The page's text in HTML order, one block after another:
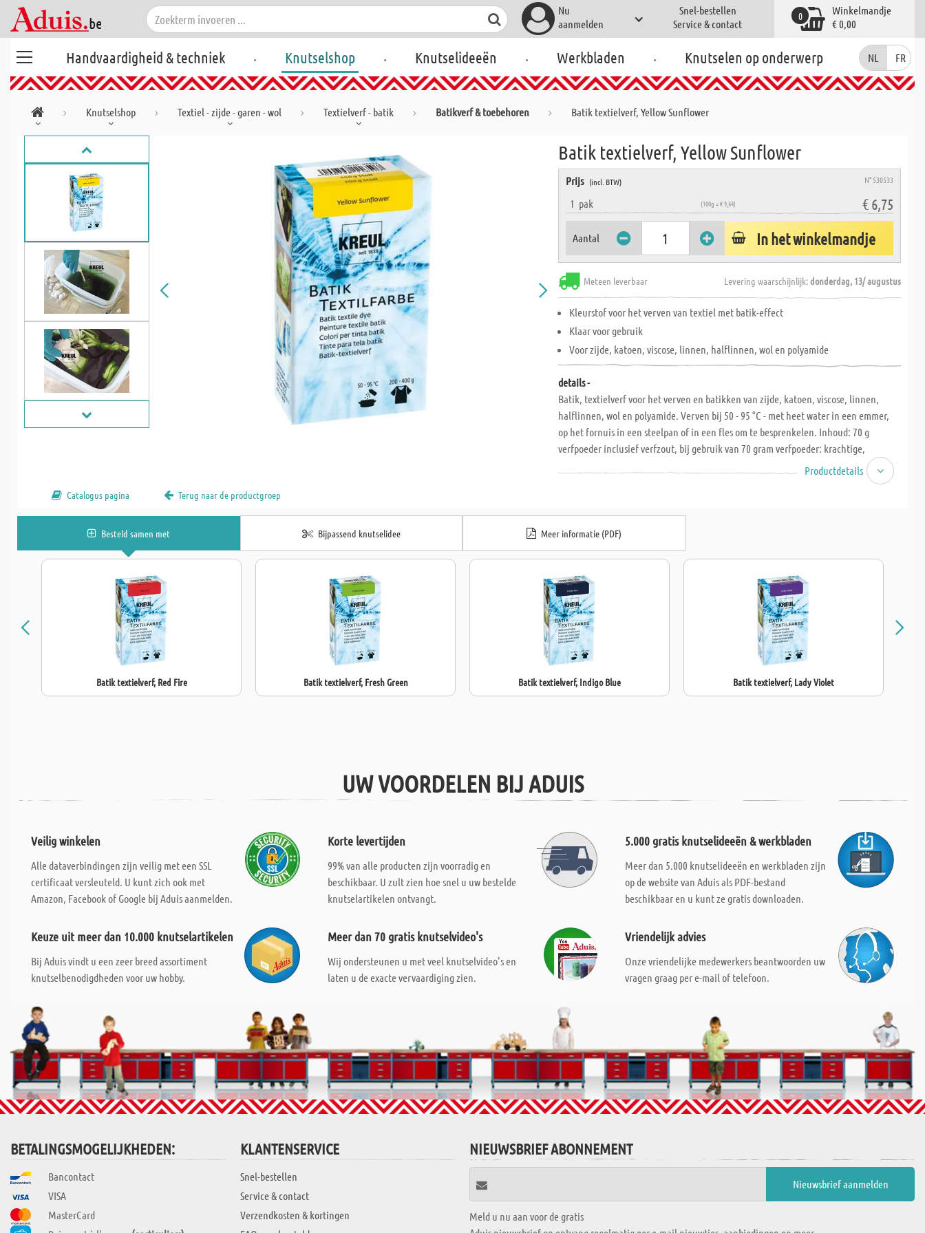
Nu
aanmelden
Snel-bestellen
Service & contact
Winkelmandje
€ 0,00
0
Handvaardigheid & techniek . Knutselshop . Knutselideeën . Werkbladen . Knutselen op onderwerp NL FR
Knutselshop Textiel - zijde - garen - wol Textielverf - batik Batikverf & toebehoren Batik textielverf, Yellow Sunflower
Batik textielverf, Yellow Sunflower
Prijs (incl. BTW) N° 530533
1 pak (100g = € 9,64) € 6,75
Aantal In het winkelmandje
Meteen leverbaar Levering waarschijnlijk:donderdag, 13/ augustus
Kleurstof voor het verven van textiel met batik-effect
Klaar voor gebruik
Voor zijde, katoen, viscose, linnen, halflinnen, wol en polyamide
details -
Batik, textielverf voor het verven en batikken van zijde, katoen, viscose, linnen,
halflinnen, wol en polyamide. Verven bij 50 - 95 °C - met heet water in een emmer,
op het fornuis in een steelpan of in een fles om te besprenkelen. Inhoud: 70 g
verfpoeder inclusief verfzout, bij gebruik van 70 gram verfpoeder: krachtige,
intensieve kleuring bij 200 g stof, medium kleuring bij 400 gram stof. Een lage
Productdetails
Catalogus pagina Terug naar de productgroep
Besteld samen met Bijpassend knutselidee Meer informatie (PDF)
Batik textielverf, Red Fire Batik textielverf, Fresh Green Batik textielverf, Indigo Blue Batik textielverf, Lady Violet
UW VOORDELEN BIJ ADUIS
Veilig winkelen
Alle dataverbindingen zijn veilig met een SSL
certificaat versleuteld. U kunt zich ook met
Amazon, Facebook of Google bij Aduis aanmelden.
Korte levertijden
99% van alle producten zijn voorradig en
beschikbaar. U zult zien hoe snel u uw bestelde
knutselartikelen ontvangt.
5.000 gratis knutselideeën & werkbladen
Meer dan 5.000 knutselideeën en werkbladen zijn
op de website van Aduis als PDF-bestand
beschikbaar en u kunt ze gratis downloaden.
Keuze uit meer dan 10.000 knutselartikelen
Bij Aduis vindt u een zeer breed assortiment
knutselbenodigdheden voor uw hobby.
Meer dan 70 gratis knutselvideo's
Wij ondersteunen u met veel knutselvideo's en
laten u de exacte vervaardiging zien.
Vriendelijk advies
Onze vriendelijke medewerkers beantwoorden uw
vragen graag per e-mail of telefoon.
BETALINGSMOGELIJKHEDEN:
Bancontact
VISA
MasterCard
KLANTENSERVICE
Snel-bestellen
Service & contact
Verzendkosten & kortingen
NIEUWSBRIEF ABONNEMENT
Meld u nu aan voor de gratis